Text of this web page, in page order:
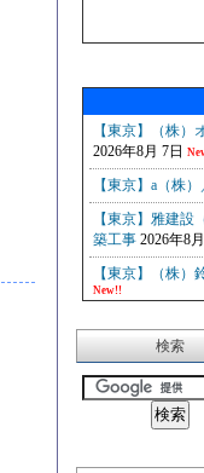
検索